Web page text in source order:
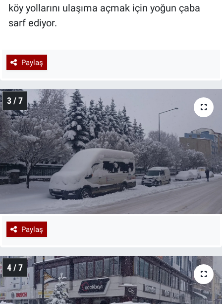
köy yollarını ulaşıma açmak için yoğun çaba
sarf ediyor.
Paylaş
3 / 7
Paylaş
4 / 7